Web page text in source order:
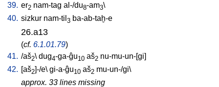
39. er2 nam-tag al-/du8-am3\
40. sizkur nam-til 3 ba-ab-taḫ-e
26.a13
(cf. 6.1.01.79)
41. /aš2\ dug4-ga-ĝu10 aš2 nu-mu-un-[gi]
42. [aš2]-/e\ gi-a-ĝu10 aš2 mu-un-/gi\
approx. 33 lines missing